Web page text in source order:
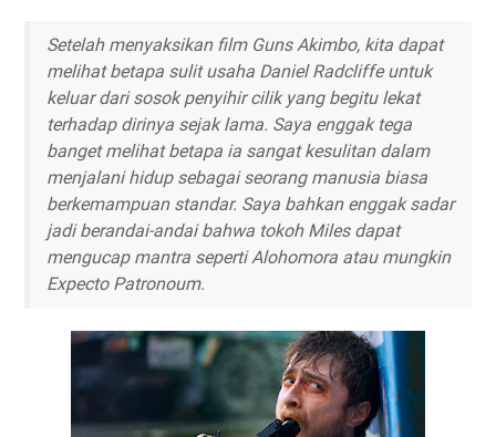
Setelah menyaksikan film Guns Akimbo, kita dapat
melihat betapa sulit usaha Daniel Radcliffe untuk
keluar dari sosok penyihir cilik yang begitu lekat
terhadap dirinya sejak lama. Saya enggak tega
banget melihat betapa ia sangat kesulitan dalam
menjalani hidup sebagai seorang manusia biasa
berkemampuan standar. Saya bahkan enggak sadar
jadi berandai-andai bahwa tokoh Miles dapat
mengucap mantra sepertiAlohomora atau mungkin
Expecto Patronoum.